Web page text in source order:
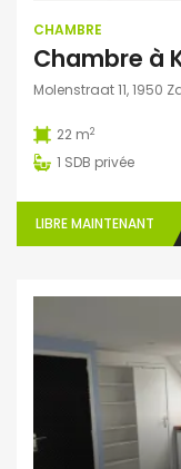
CHAMBRE
Chambre à
Molenstraat 11, 1950
22 m2
1 SDB privée
LIBRE MAINTENANT